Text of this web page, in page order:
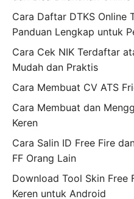
Cara Daftar DTKS Online
Panduan Lengkap untuk
Cara Cek NIK Terdaftar
Mudah dan Praktis
Cara Membuat CV ATS
Cara Membuat dan
Keren
Cara Salin ID Free Fire
FF Orang Lain
Download Tool Skin Free
Keren untuk Android